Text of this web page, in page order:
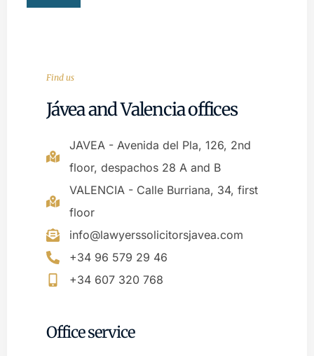
Find us
Jávea and Valencia offices
JAVEA - Avenida del Pla, 126, 2nd
floor, despachos 28 A and B
VALENCIA - Calle Burriana, 34, first
floor
info@lawyerssolicitorsjavea.com
+34 96 579 29 46
+34 607 320 768
Office service